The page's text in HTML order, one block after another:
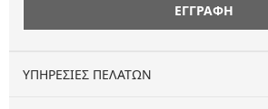
ΕΓΓΡΑΦΗ
ΥΠΗΡΕΣΙΕΣ ΠΕΛΑΤΩΝ